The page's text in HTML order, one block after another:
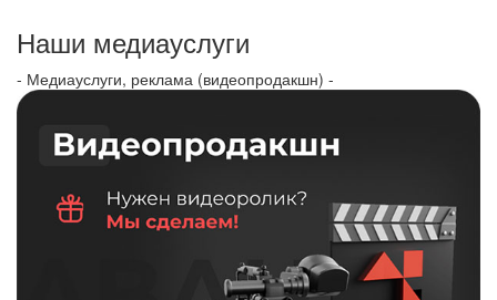
Наши медиауслуги
- Медиауслуги, реклама (видеопродакшн) -